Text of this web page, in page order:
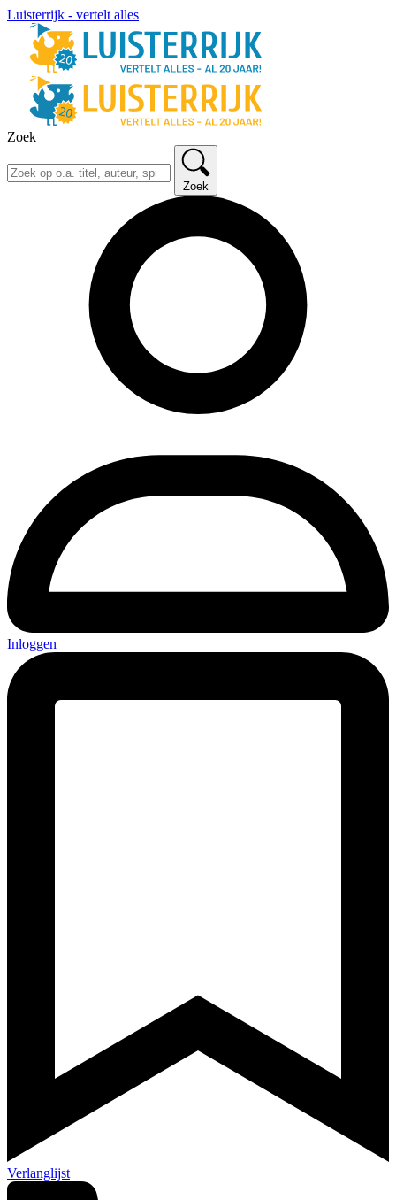
Luisterrijk - vertelt alles
Zoek
Zoek
Inloggen
Verlanglijst